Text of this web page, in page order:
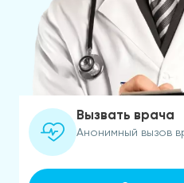
Вызвать врача
Анонимный вызов